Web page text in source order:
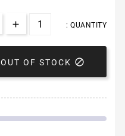
QUANTITY :

OUT OF STOCK